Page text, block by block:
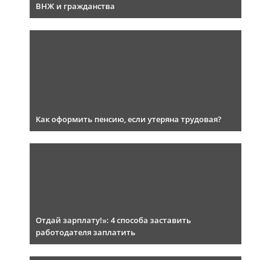
ВНЖ и гражданства
Как оформить пенсию, если утеряна трудовая?
Отдай зарплату!»: 4 способа заставить
работодателя заплатить